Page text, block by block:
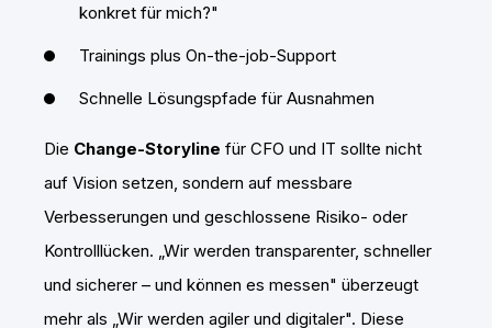
konkret für mich?"
Trainings plus On-the-job-Support
Schnelle Lösungspfade für Ausnahmen
Die Change-Storyline für CFO und IT sollte nicht
auf Vision setzen, sondern auf messbare
Verbesserungen und geschlossene Risiko- oder
Kontrolllücken. „Wir werden transparenter, schneller
und sicherer – und können es messen" überzeugt
mehr als „Wir werden agiler und digitaler". Diese